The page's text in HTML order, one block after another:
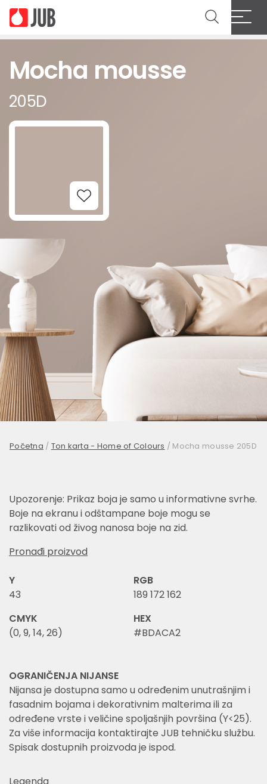
Mocha mousse
205D
Add to Wishlist
Početna / Ton karta - Home of Colours / Mocha mousse 205D
Upozorenje: Prikaz boja je samo u informativne svrhe.
Boje na ekranu i odštampane boje mogu se
razlikovati od živog nanosa boje na zid.
Pronađi proizvod
Y
43
RGB
189 172 162
CMYK
(0, 9, 14, 26)
HEX
#BDACA2
OGRANIČENJA NIJANSE
Nijansa je dostupna samo u određenim unutrašnjim i
fasadnim bojama i dekorativnim malterima ili za
određene vrste i veličine spoljašnjih površina (Y<25).
Za više informacija kontaktirajte JUB tehničku službu.
Spisak dostupnih proizvoda je ispod.
Legenda